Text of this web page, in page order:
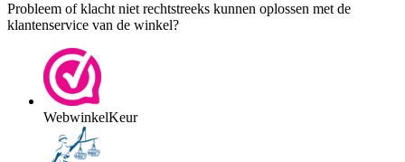
Probleem of klacht niet rechtstreeks kunnen oplossen met de
klantenservice van de winkel?
WebwinkelKeur